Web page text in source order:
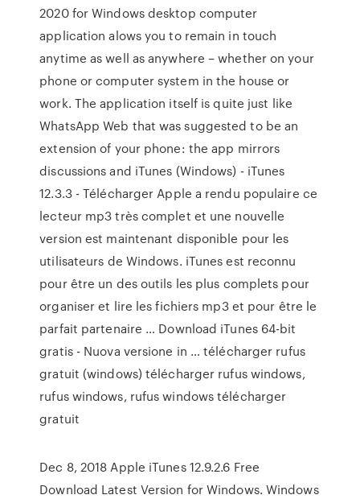
2020 for Windows desktop computer
application alows you to remain in touch
anytime as well as anywhere – whether on your
phone or computer system in the house or
work. The application itself is quite just like
WhatsApp Web that was suggested to be an
extension of your phone: the app mirrors
discussions and iTunes (Windows) - iTunes
12.3.3 - Télécharger Apple a rendu populaire ce
lecteur mp3 très complet et une nouvelle
version est maintenant disponible pour les
utilisateurs de Windows. iTunes est reconnu
pour être un des outils les plus complets pour
organiser et lire les fichiers mp3 et pour être le
parfait partenaire … Download iTunes 64-bit
gratis - Nuova versione in … télécharger rufus
gratuit (windows) télécharger rufus windows,
rufus windows, rufus windows télécharger
gratuit
Dec 8, 2018 Apple iTunes 12.9.2.6 Free
Download Latest Version for Windows. Windows